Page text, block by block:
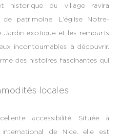
historique du village ravira
de patrimoine. L'église Notre-
Jardin exotique et les remparts
incontournables à découvrir.
des histoires fascinantes qui
locales
accessibilité. Située à
de Nice, elle est